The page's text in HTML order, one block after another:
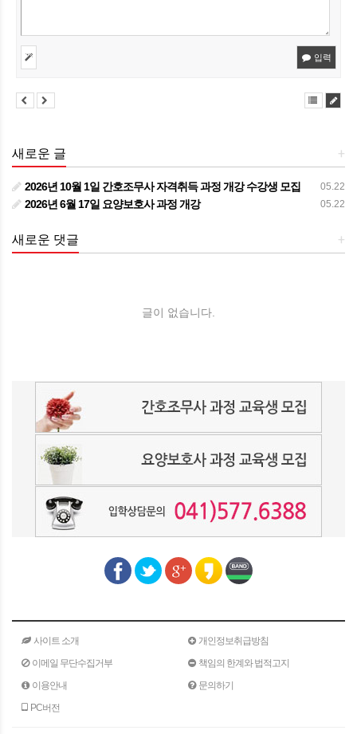
입력
+
새로운 글
05.22
2026년 10월 1일 간호조무사 자격취득 과정 개강 수강생 모집
05.22
2026년 6월 17일 요양보호사 과정 개강
+
새로운 댓글
글이 없습니다.
사이트 소개
개인정보취급방침
이메일 무단수집거부
책임의 한계와 법적고지
이용안내
문의하기
PC버전